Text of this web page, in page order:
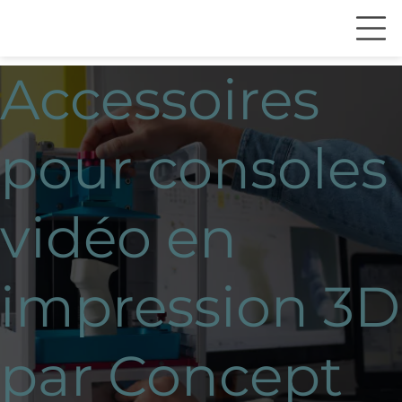
Accessoires
pour consoles
vidéo en
impression 3D
par Concept